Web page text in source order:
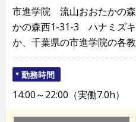
市進学院 流山おおたかの
かの森西1-31-3 ハナミズ
か、千葉県の市進学院の各
勤務時間
14:00～22:00（実働7.0h）